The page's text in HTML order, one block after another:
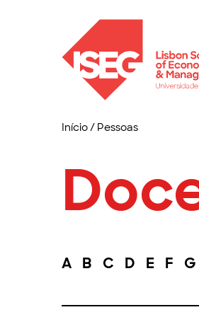
Início/ Pessoas
A B C D E F G